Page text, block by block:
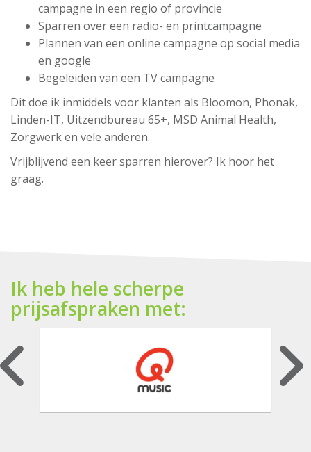
campagne in een regio of provincie
Sparren over een radio- en printcampagne
Plannen van een online campagne op social media
en google
Begeleiden van een TV campagne
Dit doe ik inmiddels voor klanten als Bloomon, Phonak,
Linden-IT, Uitzendbureau 65+, MSD Animal Health,
Zorgwerk en vele anderen.
Vrijblijvend een keer sparren hierover? Ik hoor het
graag.
Ik heb hele scherpe
prijsafspraken met: